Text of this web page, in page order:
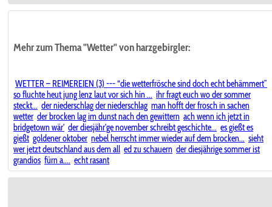
Mehr zum Thema "Wetter" von harzgebirgler:
WETTER – REIMEREIEN (3) --- “die wetterfrösche sind doch echt behämmert”
so fluchte heut jung lenz laut vor sich hin ... ihr fragt euch wo der sommer
steckt... der niederschlag der niederschlag man hofft der frosch in sachen
wetter der brocken lag im dunst nach den gewittern ach wenn ich jetzt in
bridgetown wär' der diesjähr'ge november schreibt geschichte... es gießt es
gießt goldener oktober nebel herrscht immer wieder auf dem brocken... sieht
wer jetzt deutschland aus dem all ed zu schauern der diesjährige sommer ist
grandios fürn a.... echt rasant